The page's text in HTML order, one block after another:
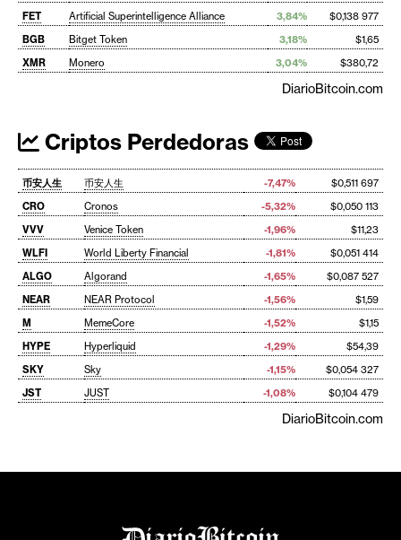
FET
Artificial Superintelligence Alliance 3,84%
$0,138 977
BGB
Bitget Token 3,18%
$1,65
XMR
Monero 3,04% $380,72
DiarioBitcoin.com
Criptos Perdedoras
币安人生 币安人生 -7,47%
$0,511 697
CRO
Cronos -5,32%
$0,050 113
VVV
Venice Token -1,96%
$11,23
WLFI
World Liberty Financial -1,81%
$0,051 414
ALGO
Algorand -1,65%
$0,087 527
NEAR
NEAR Protocol -1,56%
$1,59
M
MemeCore -1,52%
$1,15
HYPE
Hyperliquid -1,29%
$54,39
SKY
Sky -1,15%
$0,054 327
JST
JUST -1,08% $0,104 479
DiarioBitcoin.com